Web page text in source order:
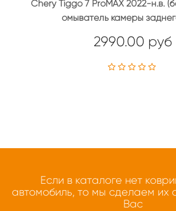
Chery Tiggo 7 ProMAX 2022-н.в.
омыватель камеры
2990.00 руб
Если в каталоге нет
автомобиль, то мы сделаем их
Вас